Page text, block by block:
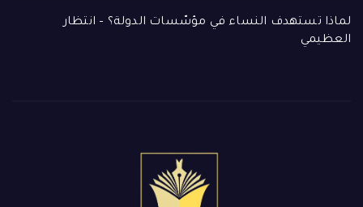
لماذا تستهدف النساء في مؤسّسات الدولة؟ – انتظار
العظيمي